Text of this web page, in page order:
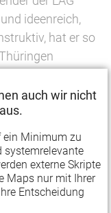
ideenreich,
hat er so
zu
trotz
nochmal
der Corona-
Im
auch wir nicht
ein Minimum zu
systemrelevante
externe Skripte
Maps nur mit Ihrer
Entscheidung